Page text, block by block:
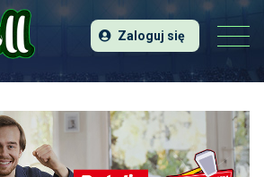
Zaloguj się